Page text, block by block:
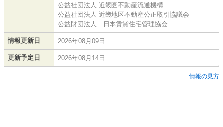
公益社団法人 近畿圏不動産流通機構
公益社団法人 近畿地区不動産公正取引協議会
公益財団法人 日本賃貸住宅管理協会
情報更新日 2026年08月09日
更新予定日 2026年08月14日
情報の見方